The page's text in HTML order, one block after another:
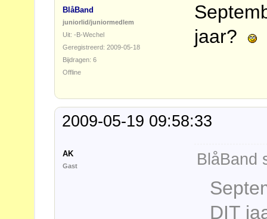
BlåBand
juniorlid/juniormedlem
Uit: -B-Wechel
Geregistreerd: 2009-05-18
Bijdragen: 6
jaar?
Offline
2009-05-19 09:58:33
AK
Gast BlåBand
DIT